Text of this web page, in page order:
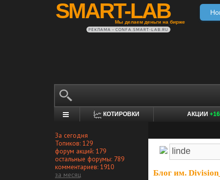
SMART-LAB
Мы делаем деньги на бирже
РЕКЛАМА • CONFA.SMART-LAB.RU
КОТИРОВКИ АКЦИИ +16
За сегодня
Топиков: 129
форум акций: 179
остальные форумы: 789
комментариев: 1910
за месяц
Блог им.